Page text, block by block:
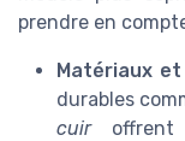
prendre en
Matériaux
durables
cuiroffrent